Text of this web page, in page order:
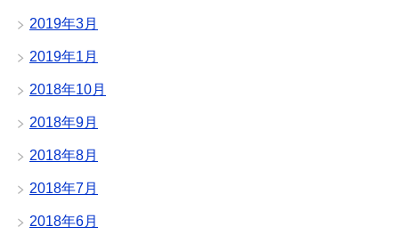
2019年3月
2019年1月
2018年10月
2018年9月
2018年8月
2018年7月
2018年6月